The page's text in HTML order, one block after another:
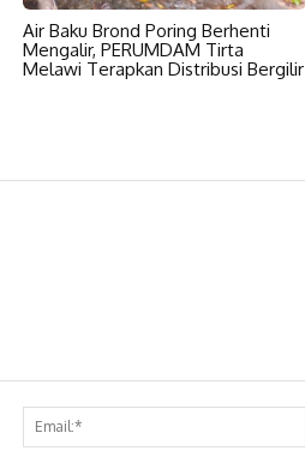
Air Baku Brond Poring Berhenti
Mengalir, PERUMDAM Tirta
Melawi Terapkan Distribusi Bergilir
Nama:*